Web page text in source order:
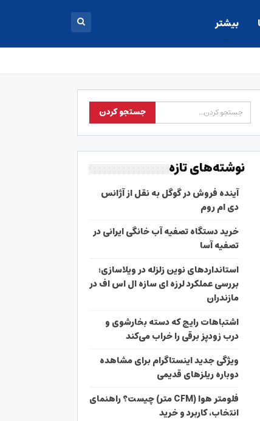
بیشتر
نوشته‌های تازه
آینده فروش در گوگل به نقل از آژانس
دی ام روم
خرید دستگاه تصفیه آب خانگی ایرانی در
تصفیه آسا
استانداردهای نوین زلزله در ویلاسازی؛
بررسی عملکرد لرزه ای سازه ال اس اف در
مازندران
اشتباهات رایج که دسته بخارشوی و
درب زودپز برقی را خراب می‌کند
ویژگی جدید اینستاگرام برای مشاهده
دوباره ریلزهای قدیمی
فلومتر هوا (CFM متر) چیست؟ راهنمای
انتخاب، کاربرد و خرید